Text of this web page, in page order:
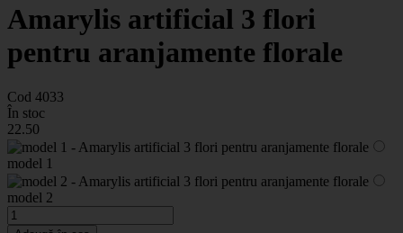
Amarylis artificial 3 flori
pentru aranjamente florale
Cod 4033
În stoc
22.50
model 1
model 2